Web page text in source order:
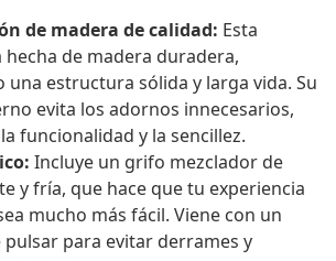
de madera de calidad: Esta
hecha de madera duradera,
una estructura sólida y larga vida. Su
evita los adornos innecesarios,
funcionalidad y la sencillez.
Incluye un grifo mezclador de
y fría, que hace que tu experiencia
mucho más fácil. Viene con un
pulsar para evitar derrames y